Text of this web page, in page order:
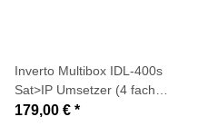
Inverto Multibox IDL-400s
Sat>IP Umsetzer (4 fach
Multi-Screen-/Airscreen-
179,00 € *